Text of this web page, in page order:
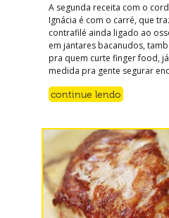
A segunda receita com o
Ignácia é com o carré, que
contrafilé ainda ligado ao
em jantares bacanudos,
pra quem curte finger food,
medida pra gente segurar
continue lendo